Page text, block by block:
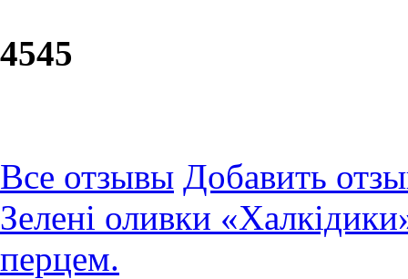
4545
Все отзывы Добавить
Зелені оливки
перцем.